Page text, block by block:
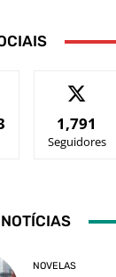
1,791
Seguidores
NOVELAS